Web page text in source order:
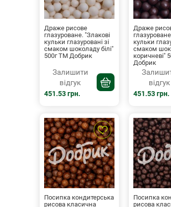
Драже рисове
глазуроване. "Злакові
кульки глазуровані зі
смаком шоколаду білі"
500г ТМ Добрик
Залишити
відгук
451.53 грн.
Драже
кульки
смаком
коричневі"
Добрик
відгук
451.53 грн.
Посипка кондитерська
рисова класична
Посипка
рисова